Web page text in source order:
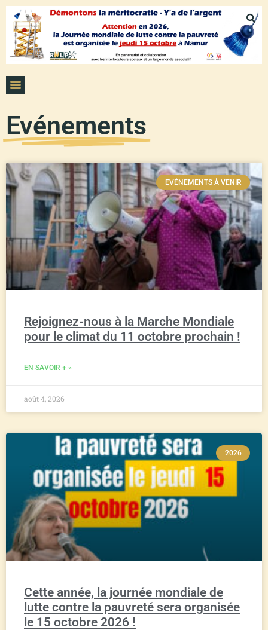
Evénements
EVÉNEMENTS À VENIR
Rejoignez-nous à la Marche Mondiale
pour le climat du 11 octobre prochain !
EN SAVOIR + »
août 4, 2026
2026
Cette année, la journée mondiale de
lutte contre la pauvreté sera organisée
le 15 octobre 2026 !